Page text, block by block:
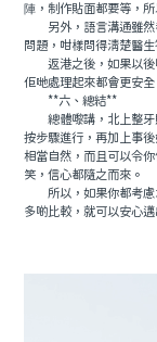
陣，制作貼面都要等，
另外，語言溝通雖然
問題，咁樣問得清楚醫
返港之後，如果以後
佢哋處理起來都會更安全
**六、總結**
總體嚟講，北上整牙
按步驟進行，再加上事
相當自然，而且可以令
笑，信心都隨之而來。
所以，如果你都考慮
多啲比較，就可以安心